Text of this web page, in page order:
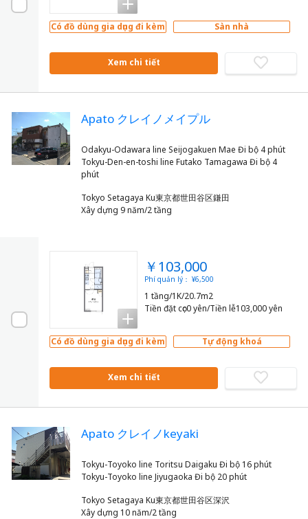
Có đồ dùng gia dụng đi kèm Sàn nhà
Xem chi tiết
Apato クレイノメイプル
Odakyu-Odawara line Seijogakuen Mae Đi bộ 4 phút
Tokyu-Den-en-toshi line Futako Tamagawa Đi bộ 4
Tokyo Setagaya Ku東京都世田谷区鎌田
Xây dựng 9 năm/2 tầng
￥103,000
Phí quản lý： ¥6,500
1 tầng/1K/20.7m2
Tiền đặt cọc0 yên/Tiền lễ103,000 yên
Có đồ dùng gia dụng đi kèm Tự động khoá
Xem chi tiết
Apato クレイノkeyaki
Tokyu-Toyoko line Toritsu Daigaku Đi bộ 16 phút
Tokyo Setagaya Ku東京都世田谷区深沢
Xây dựng 10 năm/2 tầng